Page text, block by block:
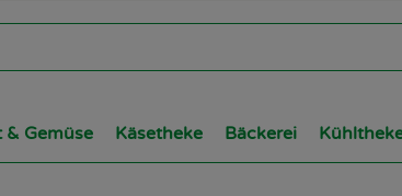
& Gemüse Käsetheke Bäckerei